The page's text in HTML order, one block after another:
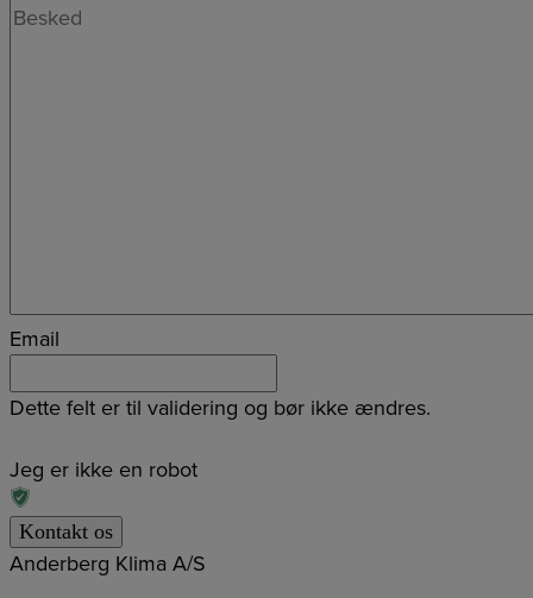
Email
Dette felt er til validering og bør ikke ændres.
Jeg er ikke en robot
Anderberg Klima A/S